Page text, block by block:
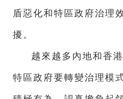
盾惡化和特區政府治理
擾。
越來越多內地和香
特區政府要轉變治理模